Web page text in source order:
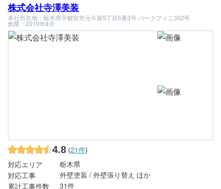
株式会社寺澤美装
本社所在地：栃木県宇都宮市元今泉5丁目5番3号 パークフィニ302号
創業：2019年8月
4.8 (21件)
対応エリア
栃木県
対応工事
外壁塗装 / 外壁張り替え ほか
累計工事件数
31件